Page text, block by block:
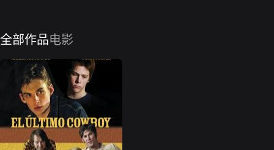
全部作品电影